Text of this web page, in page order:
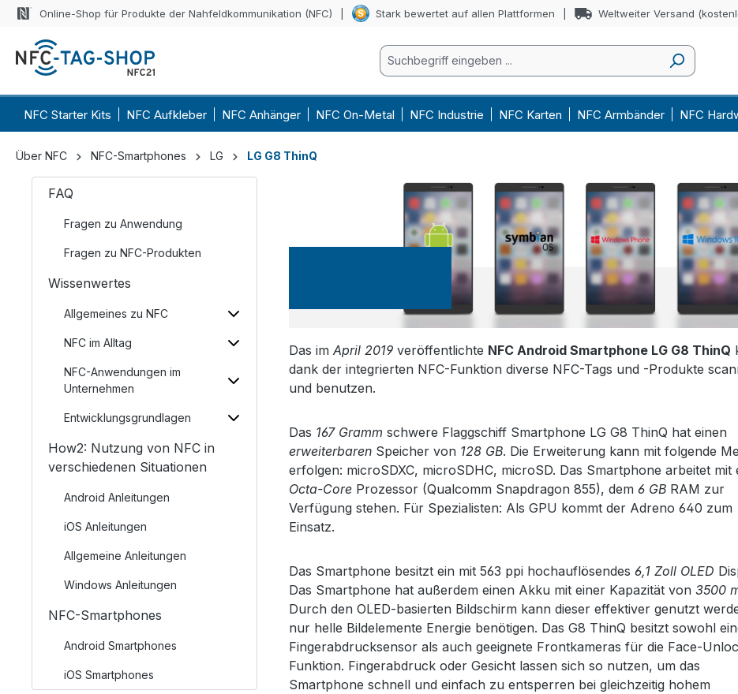
Online-Shop für Produkte der Nahfeldkommunikation (NFC) Stark bewertet auf allen Plattformen Weltweiter Versand
NFC Starter Kits NFC Aufkleber NFC Anhänger NFC On-Metal NFC Industrie NFC Karten NFC Armbänder NFC
Über NFC NFC-Smartphones LG LG G8 ThinQ
FAQ
Fragen zu Anwendung
Fragen zu NFC-Produkten
Wissenwertes
Allgemeines zu NFC
NFC im Alltag
NFC-Anwendungen im
Unternehmen
Entwicklungsgrundlagen
How2: Nutzung von NFC in
verschiedenen Situationen
Android Anleitungen
iOS Anleitungen
Allgemeine Anleitungen
Windows Anleitungen
NFC-Smartphones
Android Smartphones
iOS Smartphones
Das im April 2019 veröffentlichte NFC Android Smartphone LG G8 ThinQ
dank der integrierten NFC-Funktion diverse NFC-Tags und -Produkte
und benutzen.
Das 167 Gramm schwere Flaggschiff Smartphone LG G8 ThinQ hat einen
erweiterbaren Speicher von 128 GB. Die Erweiterung kann mit folgende
erfolgen: microSDXC, microSDHC, microSD. Das Smartphone arbeitet mit
Octa-Core Prozessor (Qualcomm Snapdragon 855), dem 6 GB RAM zur
Verfügung stehen. Für Spezialisten: Als GPU kommt der Adreno 640 zum
Einsatz.
Das Smartphone besitzt ein mit 563 ppi hochauflösendes 6,1 Zoll OLED
Das Smartphone hat außerdem einen Akku mit einer Kapazität von 3500
Durch den OLED-basierten Bildschirm kann dieser effektiver genutzt
nur helle Bildelemente Energie benötigen. Das G8 ThinQ besitzt sowohl
Fingerabdrucksensor als auch geeignete Frontkameras für die Face-
Funktion. Fingerabdruck oder Gesicht lassen sich so nutzen, um das
Smartphone schnell und einfach zu entsperren bei gleichzeitig hohem